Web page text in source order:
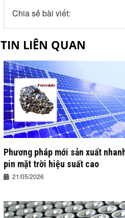
Chia sẻ bài viết:
TIN LIÊN QUAN
Phương pháp mới sản xuất
pin mặt trời hiệu suất cao
21/05/2026